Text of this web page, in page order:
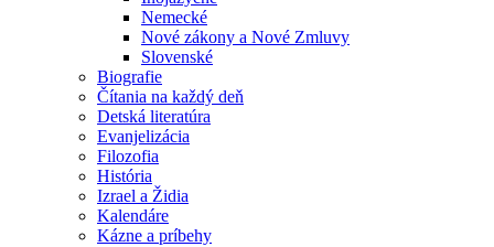
Nemecké
Nové zákony a Nové Zmluvy
Slovenské
Biografie
Čítania na každý deň
Detská literatúra
Evanjelizácia
Filozofia
História
Izrael a Židia
Kalendáre
Kázne a príbehy